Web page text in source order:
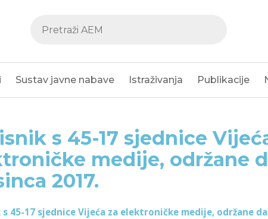
Sustav javne nabave Istraživanja Publikacije
s 45-17 sjednice
medije, održane
2017.
45-17 sjednice Vijeća za elektroničke medije, održane